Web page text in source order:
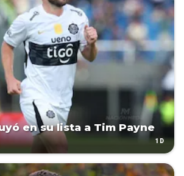
en su lista a Tim Payne
1D